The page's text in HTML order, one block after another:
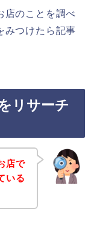
店のことを調べ
みつけたら記事
リサーチ
店で
いる